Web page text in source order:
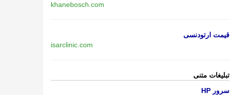
khanebosch.com
قیمت ارتودنسی
isarclinic.com
تبلیغات متنی
سرور HP